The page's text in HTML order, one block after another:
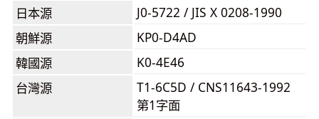
日本源
J0-5722 / JIS X 0208-1990
朝鮮源
KP0-D4AD
韓國源
K0-4E46
台灣源
T1-6C5D / CNS11643-1992
第1字面